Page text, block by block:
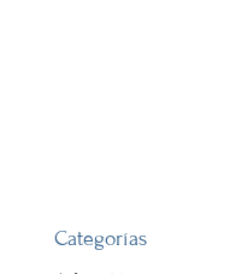
Categorías